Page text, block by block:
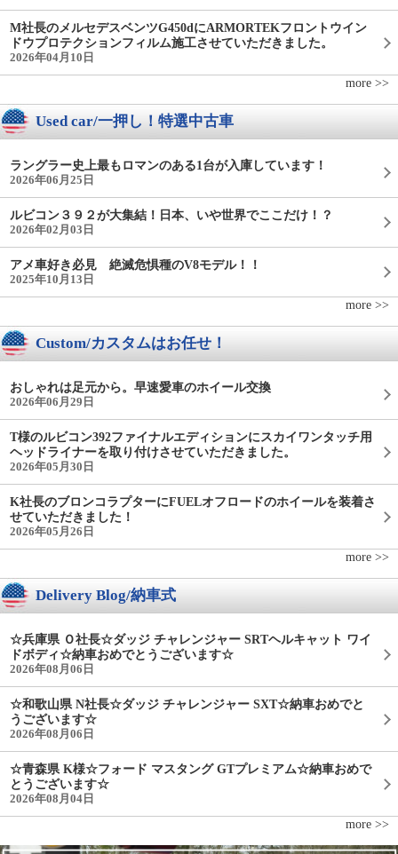
M社長のメルセデスベンツG450dにARMORTEKフロントウイン
ドウプロテクションフィルム施工させていただきました。
2026年04月10日
more >>
Used car/一押し！特選中古車
ラングラー史上最もロマンのある1台が入庫しています！
2026年06月25日
ルビコン３９２が大集結！日本、いや世界でここだけ！？
2026年02月03日
アメ車好き必見 絶滅危惧種のV8モデル！！
2025年10月13日
more >>
Custom/カスタムはお任せ！
おしゃれは足元から。早速愛車のホイール交換
2026年06月29日
T様のルビコン392ファイナルエディションにスカイワンタッチ用
ヘッドライナーを取り付けさせていただきました。
2026年05月30日
K社長のブロンコラプターにFUELオフロードのホイールを装着さ
せていただきました！
2026年05月26日
more >>
Delivery Blog/納車式
☆兵庫県 Ｏ社長☆ダッジ チャレンジャー SRTヘルキャット ワイ
ドボディ☆納車おめでとうございます☆
2026年08月06日
☆和歌山県 N社長☆ダッジ チャレンジャー SXT☆納車おめでと
うございます☆
2026年08月06日
☆青森県 K様☆フォード マスタング GTプレミアム☆納車おめで
とうございます☆
2026年08月04日
more >>